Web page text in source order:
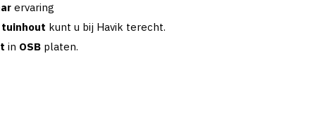
ervaring
tuinhout kunt u bij Havik terecht.
in OSB platen.